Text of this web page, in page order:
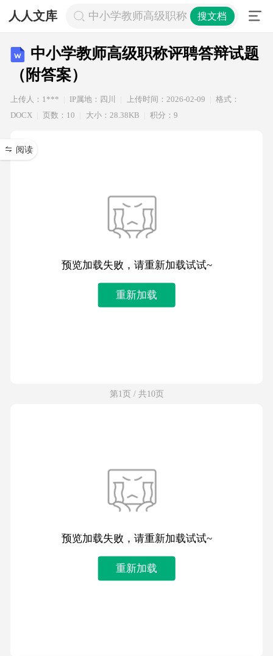
人人文库 中小学教师高级职称评聘答辩试题（
搜文档
中小学教师高级职称评聘答辩试题
（附答案）
上传人：1*** IP属地：四川 上传时间：2026-02-09
格式：
DOCX
页数：10 大小：28.38KB 积分：9
阅读
预览加载失败，请重新加载试试~
重新加载
第1页 / 共10页
预览加载失败，请重新加载试试~
重新加载